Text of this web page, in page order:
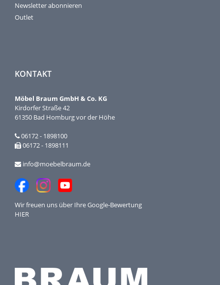
Newsletter abonnieren
Outlet
KONTAKT
Möbel Braum GmbH & Co. KG
Kirdorfer Straße 42
61350 Bad Homburg vor der Höhe
06172 - 1898100
06172 - 1898111
info@moebelbraum.de
Wir freuen uns über IhreGoogle-Bewertung
HIER